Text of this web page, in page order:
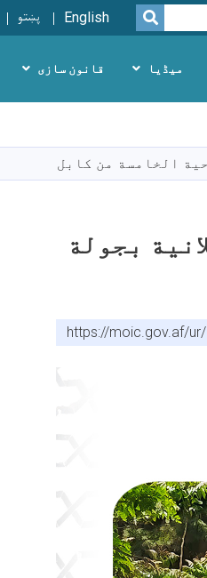
SEARCH
English پښتو
میڈیا قانون سازی
الخامسة من كابل
بجولة
https://moic.gov.af/